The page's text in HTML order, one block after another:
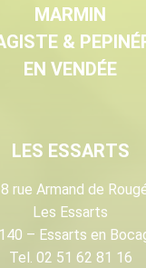
MARMIN
&
EN VENDÉE
LES ESSARTS
rue Armand de
Les Essarts
– Essarts en
Tel. 02 51 62 81 16